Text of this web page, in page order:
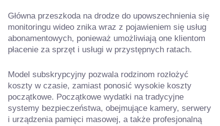
Główna przeszkoda na drodze do upowszechnienia się
monitoringu wideo znika wraz z pojawieniem się usług
abonamentowych, ponieważ umożliwiają one klientom
płacenie za sprzęt i usługi w przystępnych ratach.
Model subskrypcyjny pozwala rodzinom rozłożyć
koszty w czasie, zamiast ponosić wysokie koszty
początkowe. Początkowe wydatki na tradycyjne
systemy bezpieczeństwa, obejmujące kamery, serwery
i urządzenia pamięci masowej, a także profesjonalną